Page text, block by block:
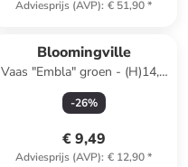
Adviesprijs (AVP): € 51,90*
Bloomingville
Vaas "Embla" groen - (H)14,5
x Ø 6 cm
-26%
€ 9,49
Adviesprijs (AVP): € 12,90*